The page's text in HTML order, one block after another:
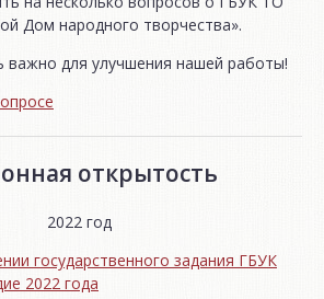
Дом народного творчества».
важно для улучшения нашей работы!
открытость
2022 год
государственного задания ГБУК
2022 года